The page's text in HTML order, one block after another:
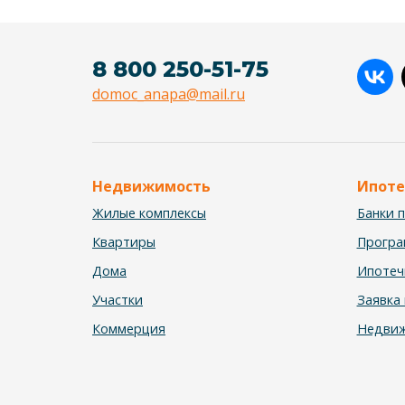
8 800 250-51-75
domoc_anapa@mail.ru
Недвижимость
Жилые комплексы
Квартиры
Дома
Участки
Коммерция
Банки
Заявка